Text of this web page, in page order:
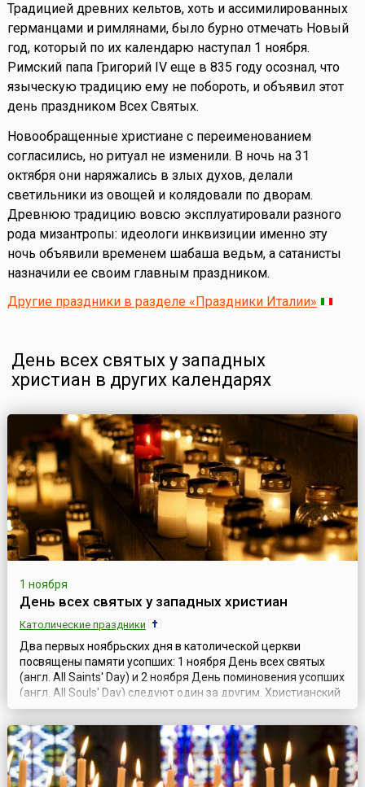
Традицией древних кельтов, хоть и ассимилированных
германцами и римлянами, было бурно отмечать Новый
год, который по их календарю наступал 1 ноября.
Римский папа Григорий IV еще в 835 году осознал, что
языческую традицию ему не побороть, и объявил этот
день праздником Всех Святых.
Новообращенные христиане с переименованием
согласились, но ритуал не изменили. В ночь на 31
октября они наряжались в злых духов, делали
светильники из овощей и колядовали по дворам.
Древнюю традицию вовсю эксплуатировали разного
рода мизантропы: идеологи инквизиции именно эту
ночь объявили временем шабаша ведьм, а сатанисты
назначили ее своим главным праздником.
Другие праздники в разделе «Праздники Италии»
День всех святых у западных
христиан в других календарях
1 ноября
День всех святых у западных христиан
Католические праздники
Два первых ноябрьских дня в католической церкви
посвящены памяти усопших: 1 ноября День всех святых
(англ. All Saints' Day) и 2 ноября День поминовения усопших
(англ. All Souls' Day) следуют один за другим. Христианский
праздник День всех святых имеет глубокие языческие
корни. Около двух тысяч лет назад кельтские племена в это
время праздновали наступление Нового года, в канун
которого отмечал...